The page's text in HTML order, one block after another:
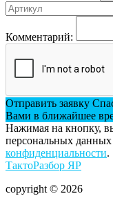
Комментарий:
Отправить заявку
Вами в ближайшее
Нажимая на кнопку,
персональных данных
конфиденциальности.
ТактоРазбор ЯР
copyright © 2026